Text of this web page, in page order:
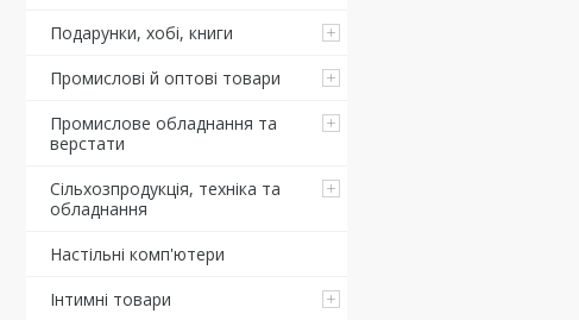
Подарунки, хобі, книги
Промислові й оптові товари
Промислове обладнання та
верстати
Сільхозпродукція, техніка та
обладнання
Настільні комп'ютери
Інтимні товари